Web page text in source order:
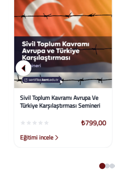
Sivil Toplum Kavramı Avrupa Ve
Türkiye Karşılaştırması Semineri
₺799,00
Eğitimi incele